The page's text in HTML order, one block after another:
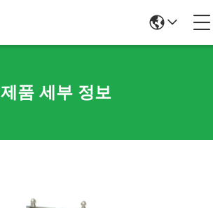
제품 세부 정보